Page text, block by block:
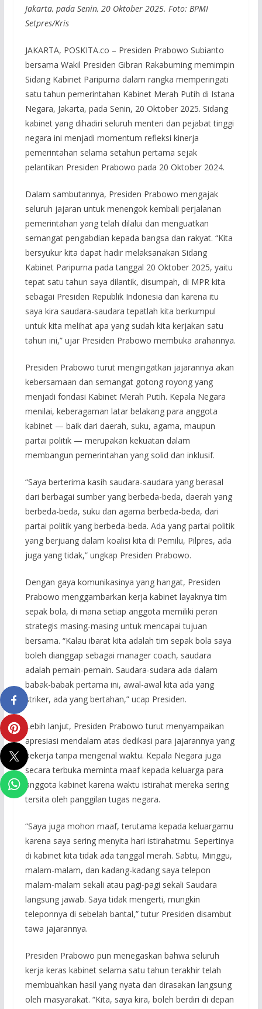
Jakarta, pada Senin, 20 Oktober 2025. Foto: BPMI
Setpres/Kris
JAKARTA, POSKITA.co – Presiden Prabowo Subianto
bersama Wakil Presiden Gibran Rakabuming memimpin
Sidang Kabinet Paripurna dalam rangka memperingati
satu tahun pemerintahan Kabinet Merah Putih di Istana
Negara, Jakarta, pada Senin, 20 Oktober 2025. Sidang
kabinet yang dihadiri seluruh menteri dan pejabat tinggi
negara ini menjadi momentum refleksi kinerja
pemerintahan selama setahun pertama sejak
pelantikan Presiden Prabowo pada 20 Oktober 2024.
Dalam sambutannya, Presiden Prabowo mengajak
seluruh jajaran untuk menengok kembali perjalanan
pemerintahan yang telah dilalui dan menguatkan
semangat pengabdian kepada bangsa dan rakyat. “Kita
bersyukur kita dapat hadir melaksanakan Sidang
Kabinet Paripurna pada tanggal 20 Oktober 2025, yaitu
tepat satu tahun saya dilantik, disumpah, di MPR kita
sebagai Presiden Republik Indonesia dan karena itu
saya kira saudara-saudara tepatlah kita berkumpul
untuk kita melihat apa yang sudah kita kerjakan satu
tahun ini,” ujar Presiden Prabowo membuka arahannya.
Presiden Prabowo turut mengingatkan jajarannya akan
kebersamaan dan semangat gotong royong yang
menjadi fondasi Kabinet Merah Putih. Kepala Negara
menilai, keberagaman latar belakang para anggota
kabinet — baik dari daerah, suku, agama, maupun
partai politik — merupakan kekuatan dalam
membangun pemerintahan yang solid dan inklusif.
“Saya berterima kasih saudara-saudara yang berasal
dari berbagai sumber yang berbeda-beda, daerah yang
berbeda-beda, suku dan agama berbeda-beda, dari
partai politik yang berbeda-beda. Ada yang partai politik
yang berjuang dalam koalisi kita di Pemilu, Pilpres, ada
juga yang tidak,” ungkap Presiden Prabowo.
Dengan gaya komunikasinya yang hangat, Presiden
Prabowo menggambarkan kerja kabinet layaknya tim
sepak bola, di mana setiap anggota memiliki peran
strategis masing-masing untuk mencapai tujuan
bersama. “Kalau ibarat kita adalah tim sepak bola saya
boleh dianggap sebagai manager coach, saudara
adalah pemain-pemain. Saudara-sudara ada dalam
babak-babak pertama ini, awal-awal kita ada yang
striker, ada yang bertahan,” ucap Presiden.
Lebih lanjut, Presiden Prabowo turut menyampaikan
apresiasi mendalam atas dedikasi para jajarannya yang
bekerja tanpa mengenal waktu. Kepala Negara juga
secara terbuka meminta maaf kepada keluarga para
anggota kabinet karena waktu istirahat mereka sering
tersita oleh panggilan tugas negara.
“Saya juga mohon maaf, terutama kepada keluargamu
karena saya sering menyita hari istirahatmu. Sepertinya
di kabinet kita tidak ada tanggal merah. Sabtu, Minggu,
malam-malam, dan kadang-kadang saya telepon
malam-malam sekali atau pagi-pagi sekali Saudara
langsung jawab. Saya tidak mengerti, mungkin
teleponnya di sebelah bantal,” tutur Presiden disambut
tawa jajarannya.
Presiden Prabowo pun menegaskan bahwa seluruh
kerja keras kabinet selama satu tahun terakhir telah
membuahkan hasil yang nyata dan dirasakan langsung
oleh masyarakat. “Kita, saya kira, boleh berdiri di depan